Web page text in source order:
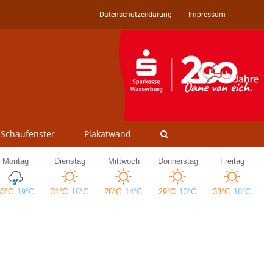
Datenschutzerklärung Impressum
Schaufenster Plakatwand